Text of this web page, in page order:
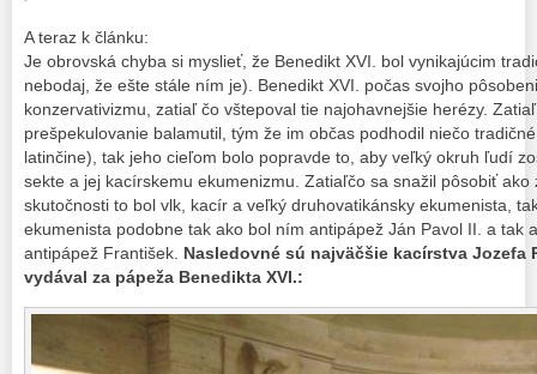
A teraz k článku:
Je obrovská chyba si myslieť, že Benedikt XVI. bol vynikajúcim
nebodaj, že ešte stále ním je). Benedikt XVI. počas svojho
konzervativizmu, zatiaľ čo vštepoval tie najohavnejšie herézy.
prešpekulovanie balamutil, tým že im občas podhodil niečo
latinčine), tak jeho cieľom bolo popravde to, aby veľký okruh ľudí
sekte a jej kacírskemu ekumenizmu. Zatiaľčo sa snažil pôsobiť
skutočnosti to bol vlk, kacír a veľký druhovatikánsky ekumenista,
ekumenista podobne tak ako bol ním antipápež Ján Pavol II. a tak
antipápež František. Nasledovné sú najväčšie kacírstva Jozefa
vydával za pápeža Benedikta XVI.: